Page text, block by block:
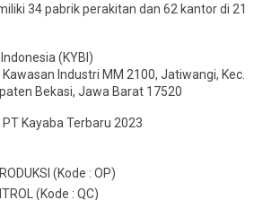
34 pabrik perakitan dan 62 kantor di 21
(KYBI)
Industri MM 2100, Jatiwangi, Kec.
Bekasi, Jawa Barat 17520
Kayaba Terbaru 2023
(Kode : OP)
(Kode : QC)